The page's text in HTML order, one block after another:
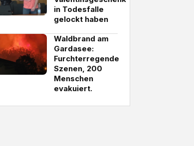
in Todesfalle
gelockt haben
Waldbrand am
Gardasee:
Furchterregende
Szenen, 200
Menschen
evakuiert.